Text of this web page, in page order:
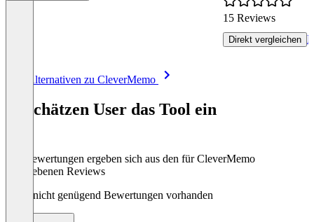
15 Reviews
Direkt vergleichen
Alle Alternativen zu CleverMemo
So schätzen User das Tool ein
Die Bewertungen ergeben sich aus den für CleverMemo
abgegebenen Reviews
Noch nicht genügend Bewertungen vorhanden